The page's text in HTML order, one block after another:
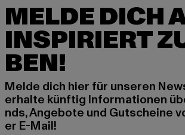
MELDE DICH
INSPIRIERT
BEN!
Melde dich hier für unseren
erhalte künftig Informationen
nds, Angebote und Gutscheine
er E-Mail!